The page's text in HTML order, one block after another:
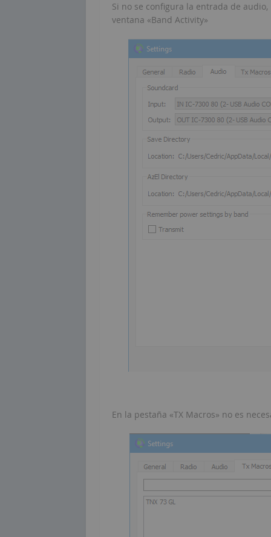
Si no se configura la entrada de
ventana «Band Activity»
En la pestaña «TX Macros» no es